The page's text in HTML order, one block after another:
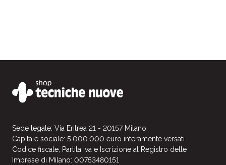
Sede legale: Via Eritrea 21 - 20157 Milano.
Capitale sociale: 5.000.000 euro interamente versati.
Codice fiscale, Partita Iva e Iscrizione al Registro delle
Imprese di Milano: 00753480151